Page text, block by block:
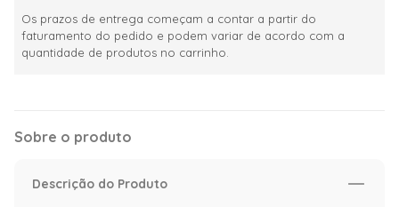
Os prazos de entrega começam a contar a partir do
faturamento do pedido e podem variar de acordo com a
quantidade de produtos no carrinho.
Sobre o produto
Descrição do Produto